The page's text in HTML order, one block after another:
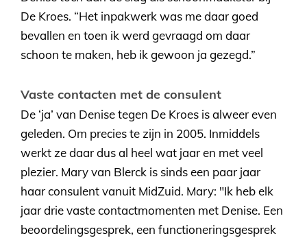
De Kroes. “Het inpakwerk was me daar goed
bevallen en toen ik werd gevraagd om daar
schoon te maken, heb ik gewoon ja gezegd.”
Vaste contacten met de consulent
De ‘ja’ van Denise tegen De Kroes is alweer even
geleden. Om precies te zijn in 2005. Inmiddels
werkt ze daar dus al heel wat jaar en met veel
plezier. Mary van Blerck is sinds een paar jaar
haar consulent vanuit MidZuid. Mary: "Ik heb elk
jaar drie vaste contactmomenten met Denise. Een
beoordelingsgesprek, een functioneringsgesprek